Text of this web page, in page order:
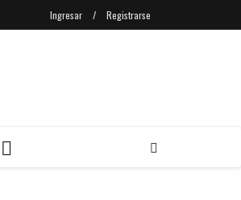
Ingresar / Registrarse